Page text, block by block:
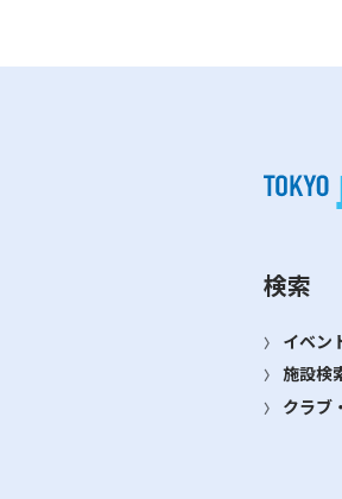
検索
イベン
施設検
クラブ